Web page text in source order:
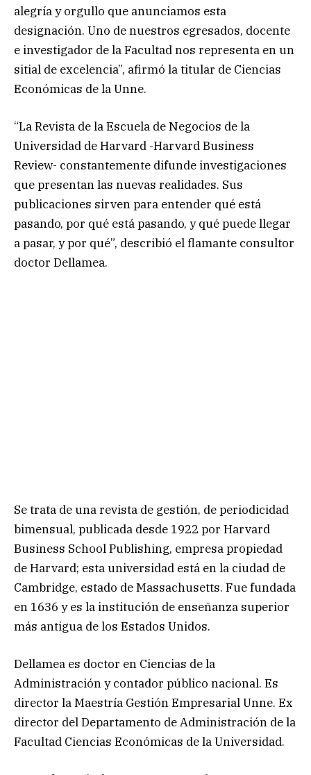
alegría y orgullo que anunciamos esta
designación. Uno de nuestros egresados, docente
e investigador de la Facultad nos representa en un
sitial de excelencia”, afirmó la titular de Ciencias
Económicas de la Unne.
“La Revista de la Escuela de Negocios de la
Universidad de Harvard -Harvard Business
Review- constantemente difunde investigaciones
que presentan las nuevas realidades. Sus
publicaciones sirven para entender qué está
pasando, por qué está pasando, y qué puede llegar
a pasar, y por qué”, describió el flamante consultor
doctor Dellamea.
Se trata de una revista de gestión, de periodicidad
bimensual, publicada desde 1922 por Harvard
Business School Publishing, empresa propiedad
de Harvard; esta universidad está en la ciudad de
Cambridge, estado de Massachusetts. Fue fundada
en 1636 y es la institución de enseñanza superior
más antigua de los Estados Unidos.
Dellamea es doctor en Ciencias de la
Administración y contador público nacional. Es
director la Maestría Gestión Empresarial Unne. Ex
director del Departamento de Administración de la
Facultad Ciencias Económicas de la Universidad.